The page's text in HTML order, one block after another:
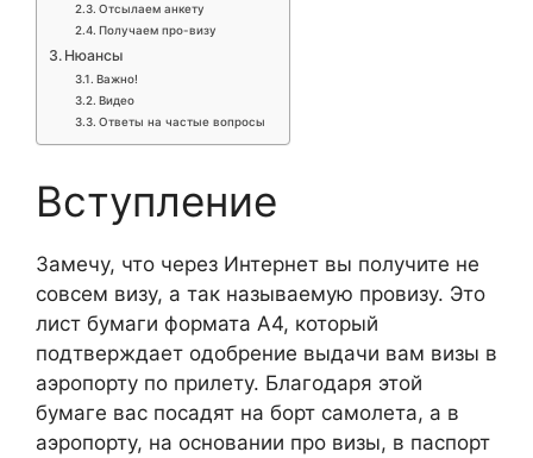
Отсылаем анкету
Получаем про-визу
Нюансы
Важно!
Видео
Ответы на частые вопросы
Вступление
Замечу, что через Интернет вы получите не
совсем визу, а так называемую провизу. Это
лист бумаги формата А4, который
подтверждает одобрение выдачи вам визы в
аэропорту по прилету. Благодаря этой
бумаге вас посадят на борт самолета, а в
аэропорту, на основании про визы, в паспорт